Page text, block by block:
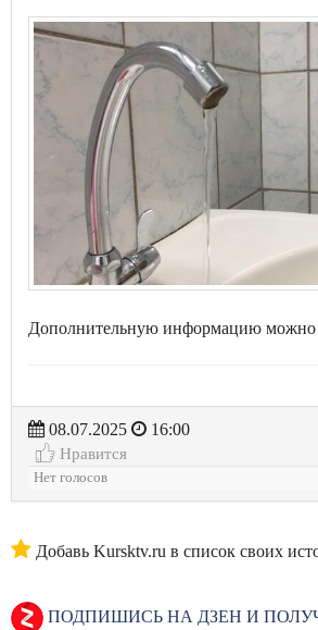
Дополнительную информацию можно
08.07.2025
16:00
Нравится
Нет голосов
Добавь Kursktv.ru в список своих
ПОДПИШИСЬ НА ДЗЕН И